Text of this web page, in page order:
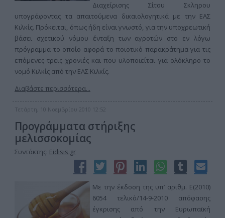
Διαχείρισης Σίτου Σκληρου
υπογράφοντας τα απαιτούμενα δικαιολογητικά με την ΕΑΣ
Κιλκίς. Πρόκειται, όπως ήδη είναι γνωστό, για την υποχρεωτική
βάσει σχετικού νόμου ένταξη των αγροτών στο εν λόγω
πρόγραμμα το οποίο αφορά το ποιοτικό παρακράτημα για τις
επόμενες τρεις χρονιές και που υλοποιείται για ολόκληρο το
νομό Κιλκίς από την ΕΑΣ Κιλκίς.
Διαβάστε περισσότερα...
Τετάρτη, 10 Νοεμβρίου 2010 12:52
Προγράμματα στήριξης
μελισσοκομίας
Συντάκτης: Eidisis.gr
Με την έκδοση της υπ’ αριθμ. Ε(2010)
6054 τελικό/14-9-2010 απόφασης
έγκρισης από την Ευρωπαϊκή